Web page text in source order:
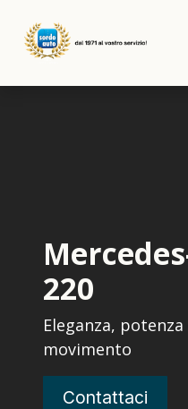
220
Eleganza,
movimento
Contattaci